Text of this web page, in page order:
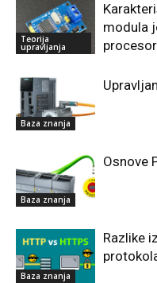
Teorija
upravljanja
modula
Baza znanja
Baza znanja
Osnove
Baza znanja
Razlike